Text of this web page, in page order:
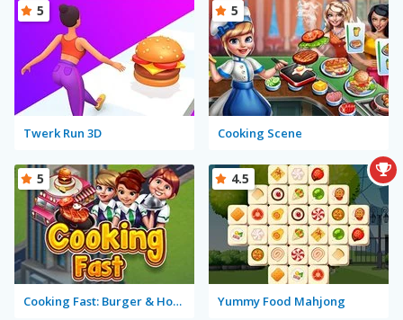
Twerk Run 3D
5
Cooking Scene
5
Cooking Fast: Burger & Hotdog
5
Yummy Food Mahjong
4.5